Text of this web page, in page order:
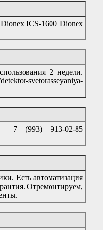
ICS-1600 Dionex
2 недели.
svetorasseyaniya-
+7 (993) 913-02-85
Есть автоматизация
Отремонтируем,